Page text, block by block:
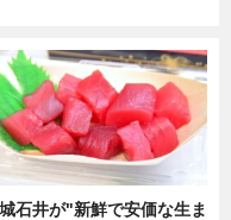
石井が"新鮮で安価な生ま